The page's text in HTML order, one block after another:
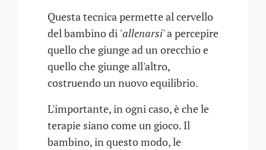
Questa tecnica permette al cervello
del bambino di 'allenarsi' a percepire
quello che giunge ad un orecchio e
quello che giunge all'altro,
costruendo un nuovo equilibrio.
L'importante, in ogni caso, è che le
terapie siano come un gioco. Il
bambino, in questo modo, le